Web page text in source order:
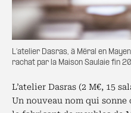
L’atelier Dasras, à Méral en
rachat par la Maison Saulaie fin
L’atelier Dasras (2 M€, 15
Un nouveau nom qui sonne